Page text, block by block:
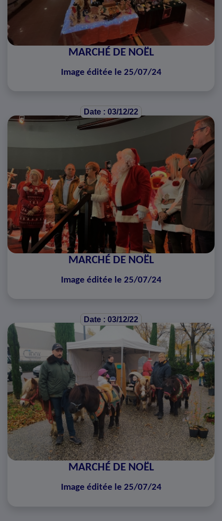
MARCHÉ DE NOËL
Image éditée le 25/07/24
Date : 03/12/22
MARCHÉ DE NOËL
Image éditée le 25/07/24
Date : 03/12/22
MARCHÉ DE NOËL
Image éditée le 25/07/24